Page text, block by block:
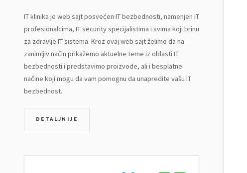
IT klinika je web sajt posvećen IT bezbednosti, namenjen IT
profesionalcima, IT security specijalistima i svima koji brinu
za zdravlje IT sistema. Kroz ovaj web sajt želimo da na
zanimljiv način prikažemo aktuelne teme iz oblasti IT
bezbednosti i predstavimo proizvode, ali i besplatne
načine koji mogu da vam pomognu da unapredite vašu IT
bezbednost.
DETALJNIJE